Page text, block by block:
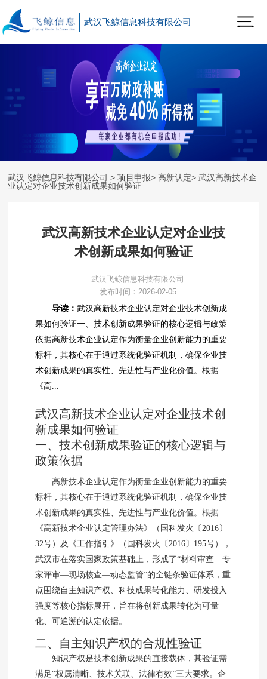
武汉飞鲸信息科技有限公司
武汉飞鲸信息科技有限公司 >项目申报>高新认定> 武汉高新技术企
业认定对企业技术创新成果如何验证
武汉高新技术企业认定对企业技
术创新成果如何验证
武汉飞鲸信息科技有限公司
发布时间：2026-02-05
导读：武汉高新技术企业认定对企业技术创新成
果如何验证一、技术创新成果验证的核心逻辑与政策
依据高新技术企业认定作为衡量企业创新能力的重要
标杆，其核心在于通过系统化验证机制，确保企业技
术创新成果的真实性、先进性与产业化价值。根据
《高...
武汉高新技术企业认定对企业技术创
新成果如何验证
一、技术创新成果验证的核心逻辑与
政策依据
高新技术企业认定作为衡量企业创新能力的重要
标杆，其核心在于通过系统化验证机制，确保企业技
术创新成果的真实性、先进性与产业化价值。根据
《高新技术企业认定管理办法》（国科发火〔2016〕
32号）及《工作指引》（国科发火〔2016〕195号），
武汉市在落实国家政策基础上，形成了“材料审查—专
家评审—现场核查—动态监管”的全链条验证体系，重
点围绕自主知识产权、科技成果转化能力、研发投入
强度等核心指标展开，旨在将创新成果转化为可量
化、可追溯的认定依据。
二、自主知识产权的合规性验证
知识产权是技术创新成果的直接载体，其验证需
满足“权属清晰、技术关联、法律有效”三大要求。企